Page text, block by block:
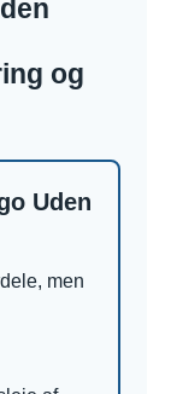
og
Uden
men